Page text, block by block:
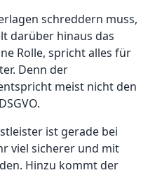
schreddern muss,
darüber hinaus das
Rolle, spricht alles für
Denn der
meist nicht den
ist gerade bei
viel sicherer und mit
Hinzu kommt der